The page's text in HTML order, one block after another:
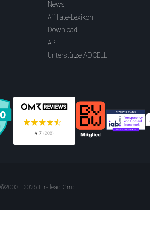
News
Affiliate-Lexikon
Download
API
Unterstütze ADCELL
©2003 - 2026 Firstlead GmbH